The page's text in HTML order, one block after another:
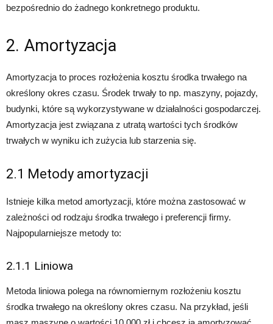
bezpośrednio do żadnego konkretnego produktu.
2. Amortyzacja
Amortyzacja to proces rozłożenia kosztu środka trwałego na
określony okres czasu. Środek trwały to np. maszyny, pojazdy,
budynki, które są wykorzystywane w działalności gospodarczej.
Amortyzacja jest związana z utratą wartości tych środków
trwałych w wyniku ich zużycia lub starzenia się.
2.1 Metody amortyzacji
Istnieje kilka metod amortyzacji, które można zastosować w
zależności od rodzaju środka trwałego i preferencji firmy.
Najpopularniejsze metody to:
2.1.1 Liniowa
Metoda liniowa polega na równomiernym rozłożeniu kosztu
środka trwałego na określony okres czasu. Na przykład, jeśli